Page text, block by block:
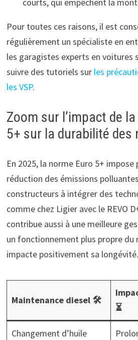
courts, qui empêchent la
Pour toutes ces raisons, il est
régulièrement un spécialiste en
les garagistes experts en voitures
suivre des tutoriels sur les
les VSP.
Zoom sur l’impact de
5+ sur la durabilité des
En 2025, la norme Euro 5+ impose
réduction des émissions
constructeurs à intégrer des
comme chez Ligier avec le REVO
contribue aussi à une meilleure
un fonctionnement plus propre du
impacte positivement sa longévité.
Maintenance diesel 🛠️
⏳
Changement d’huile